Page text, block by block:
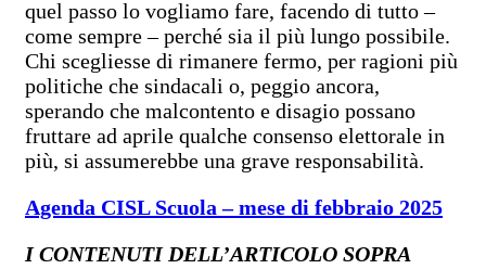
quel passo lo vogliamo fare, facendo di tutto –
come sempre – perché sia il più lungo possibile.
Chi scegliesse di rimanere fermo, per ragioni più
politiche che sindacali o, peggio ancora,
sperando che malcontento e disagio possano
fruttare ad aprile qualche consenso elettorale in
più, si assumerebbe una grave responsabilità.
Agenda CISL Scuola – mese di febbraio 2025
I CONTENUTI DELL’ARTICOLO SOPRA